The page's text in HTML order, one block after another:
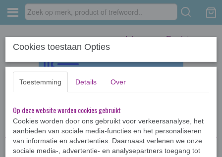
Inloggen Registreren
Home › Kinderboeken <12jr › Diverse kinderboeken
Cookies toestaan Opties
Toestemming Details Over
Op deze website worden cookies gebruikt
Cookies worden door ons gebruikt voor verkeersanalyse, het
aanbieden van sociale media-functies en het personaliseren
van informatie en advertenties. Daarnaast verlenen we onze
sociale media-, advertentie- en analysepartners toegang tot